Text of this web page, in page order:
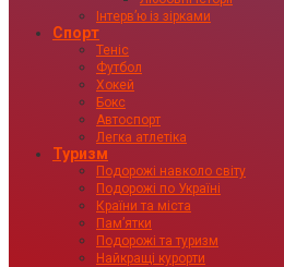
Інтервʼю із зірками
Спорт
Теніс
Футбол
Хокей
Бокс
Автоспорт
Легка атлетіка
Туризм
Подорожі навколо світу
Подорожі по Україні
Країни та міста
Пам’ятки
Подорожі та туризм
Найкращі курорти